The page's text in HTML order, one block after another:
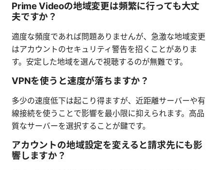
Prime Videoの地域変更は頻繁に行っても大丈
夫ですか？
適度な頻度であれば問題ありませんが、急激な地域変更
はアカウントのセキュリティ警告を招くことがありま
す。安定した地域を選んで視聴するのが無難です。
VPNを使うと速度が落ちますか？
多少の速度低下は起こり得ますが、近距離サーバーや有
線接続を使うことで影響を最小限に抑えられます。高品
質なサーバーを選択することが鍵です。
アカウントの地域設定を変えると請求先にも影
響しますか？